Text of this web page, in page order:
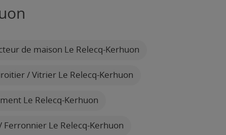
de maison Le Relecq-Kerhuon
/ Vitrier Le Relecq-Kerhuon
Le Relecq-Kerhuon
Ferronnier Le Relecq-Kerhuon